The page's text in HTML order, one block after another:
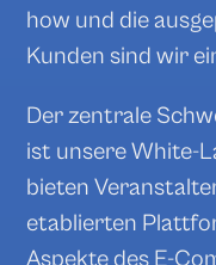
how und die
Kunden sind wir
Der zentrale
ist unsere White-
bieten
etablierten